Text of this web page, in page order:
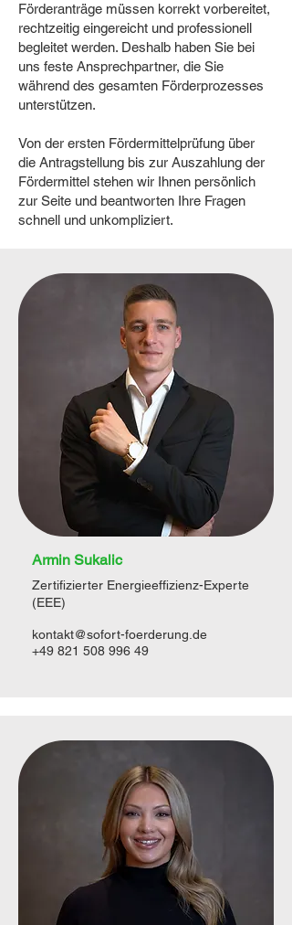
Förderanträge müssen korrekt vorbereitet,
rechtzeitig eingereicht und professionell
begleitet werden. Deshalb haben Sie bei
uns feste Ansprechpartner, die Sie
während des gesamten Förderprozesses
unterstützen.
Von der ersten Fördermittelprüfung über
die Antragstellung bis zur Auszahlung der
Fördermittel stehen wir Ihnen persönlich
zur Seite und beantworten Ihre Fragen
schnell und unkompliziert.
Armin Sukalic
Zertifizierter Energieeffizienz-Experte
(EEE)
kontakt@sofort-foerderung.de
+49 821 508 996 49